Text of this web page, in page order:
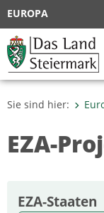
EUROPA
Sie sind hier:
EZA-
EZA-Staaten